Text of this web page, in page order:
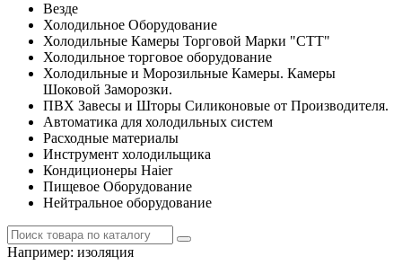
Везде
Холодильное Оборудование
Холодильные Камеры Торговой Марки "СТТ"
Холодильное торговое оборудование
Холодильные и Морозильные Камеры. Камеры
Шоковой Заморозки.
ПВХ Завесы и Шторы Силиконовые от Производителя.
Автоматика для холодильных систем
Расходные материалы
Инструмент холодильщика
Кондиционеры Haier
Пищевое Оборудование
Нейтральное оборудование
Например: изоляция